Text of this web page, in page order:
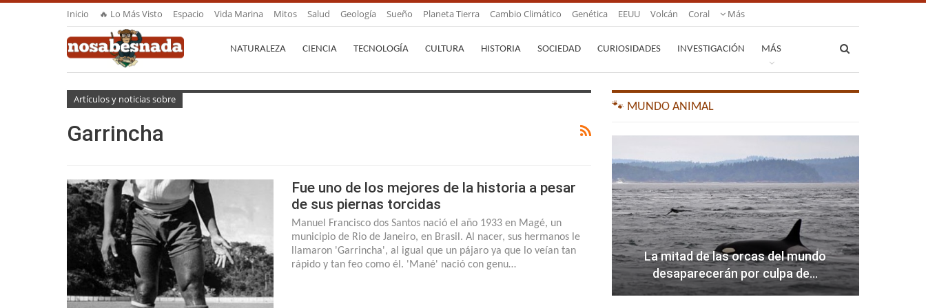
Inicio 🔥 Lo Más Visto Espacio Vida Marina Mitos Salud Geología Sueño Planeta Tierra Cambio Climático Genética EEUU Volcán Coral Más
NATURALEZA CIENCIA TECNOLOGÍA CULTURA HISTORIA SOCIEDAD CURIOSIDADES INVESTIGACIÓN MÁS
Artículos y noticias sobre
Garrincha
Fue uno de los mejores de la historia a pesar
de sus piernas torcidas
Manuel Francisco dos Santos nació el año 1933 en Magé, un
municipio de Rio de Janeiro, en Brasil. Al nacer, sus hermanos le
llamaron 'Garrincha', al igual que un pájaro ya que lo veían tan
rápido y tan feo como él. 'Mané' nació con genu…
🐾 MUNDO ANIMAL
La mitad de las orcas del mundo
desaparecerán por culpa de…